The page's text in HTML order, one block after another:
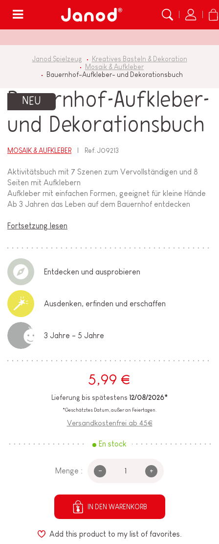
Janod Spielzeug
Kreatives Basteln & Dekoration
Mosaik & Aufkleber
Bauernhof-Aufkleber- und Dekorationsbuch
NEU
Bauernhof-Aufkleber-
und Dekorationsbuch
MOSAIK & AUFKLEBER Ref.J09213
Aktivitätsbuch mit 7 Szenen zum Vervollständigen und 8
Seiten mit Aufklebern
Aufkleber mit einfachen Formen, geeignet für kleine Hände
Ab 3 Jahren das Leben auf dem Bauernhof entdecken
Fortsetzung lesen
Entdecken und ausprobieren
Ausdenken, erfinden und erschaffen
3 Jahre - 5 Jahre
5,99 €
Lieferung bis spätestens 12/08/2026*
*Geschätztes Datum, außer an Feiertagen.
Versandkostenfrei ab 45€
En stock
Menge : - +
IN DEN WARENKORB
Add this product to my list of favorites.